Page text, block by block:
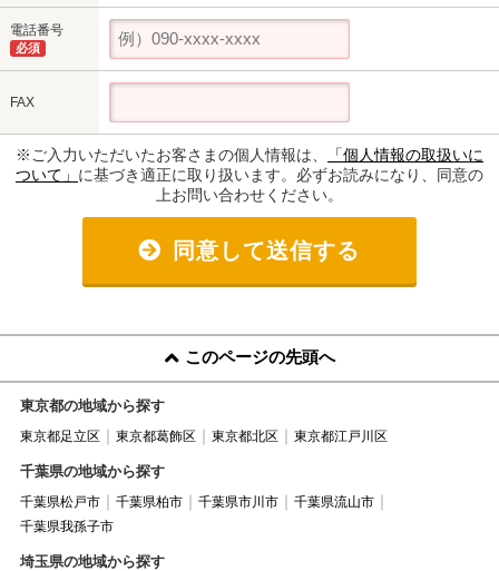
電話番号
必須
FAX
※ご入力いただいたお客さまの個人情報は、
「個人情報の取扱いに
ついて」 に基づき適正に取り扱います。必ずお読みになり、同意の
上お問い合わせください。
同意して送信する
このページの先頭へ
東京都の地域から探す
東京都足立区 東京都葛飾区 東京都北区 東京都江戸川区
千葉県の地域から探す
千葉県松戸市 千葉県柏市 千葉県市川市
千葉県流山市
千葉県我孫子市
埼玉県の地域から探す